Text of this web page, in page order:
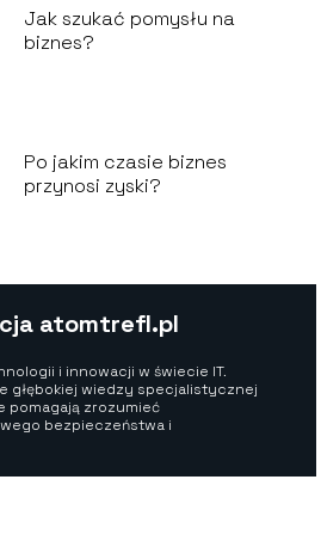
Jak szukać pomysłu na
biznes?
Po jakim czasie biznes
przynosi zyski?
atomtrefl.pl
i innowacji w świecie IT.
głębokiej wiedzy specjalistycznej
pomagają zrozumieć
bezpieczeństwa i